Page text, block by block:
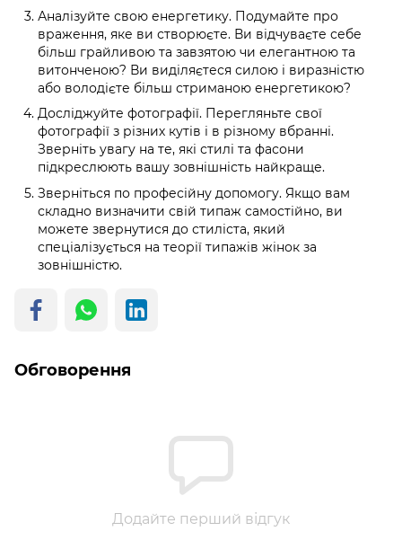
Аналізуйте свою енергетику. Подумайте про
враження, яке ви створюєте. Ви відчуваєте себе
більш грайливою та завзятою чи елегантною та
витонченою? Ви виділяєтеся силою і виразністю
або володієте більш стриманою енергетикою?
Досліджуйте фотографії. Перегляньте свої
фотографії з різних кутів і в різному вбранні.
Зверніть увагу на те, які стилі та фасони
підкреслюють вашу зовнішність найкраще.
Зверніться по професійну допомогу. Якщо вам
складно визначити свій типаж самостійно, ви
можете звернутися до стиліста, який
спеціалізується на теорії типажів жінок за
зовнішністю.
Обговорення
Додайте перший відгук